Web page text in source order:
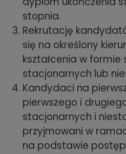
stopnia.
Rekrutację
się na określony
kształcenia w formie
stacjonarnych lub
Kandydaci na
pierwszego i
stacjonarnych i
przyjmowani w
na podstawie